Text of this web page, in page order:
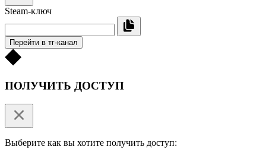
Steam-ключ
Перейти в тг-канал
ПОЛУЧИТЬ ДОСТУП
Выберите как вы хотите получить доступ: